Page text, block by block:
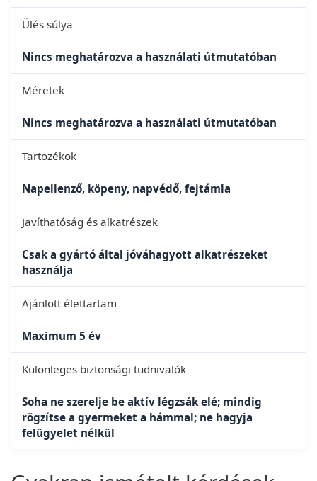
Ülés súlya
Nincs meghatározva a használati útmutatóban
Méretek
Nincs meghatározva a használati útmutatóban
Tartozékok
Napellenző, köpeny, napvédő, fejtámla
Javíthatóság és alkatrészek
Csak a gyártó által jóváhagyott alkatrészeket
használja
Ajánlott élettartam
Maximum 5 év
Különleges biztonsági tudnivalók
Soha ne szerelje be aktív légzsák elé; mindig
rögzítse a gyermeket a hámmal; ne hagyja
felügyelet nélkül